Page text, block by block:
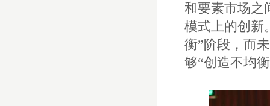
和要素市场之
模式上的创新
衡”阶段，而
够“创造不均